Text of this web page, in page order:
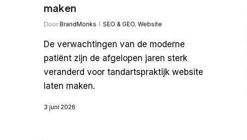
maken
Door BrandMonks SEO & GEO, Website
De verwachtingen van de moderne
patiënt zijn de afgelopen jaren sterk
veranderd voor tandartspraktijk website
laten maken.
3 juni 2026